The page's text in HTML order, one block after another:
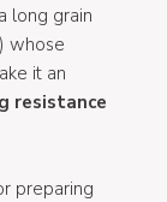
long grain
whose
it an
resistance
preparing